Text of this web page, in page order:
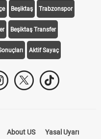
Beşiktaş Trabzonspor
Beşiktaş Transfer
Aktif Sayaç
About US Yasal Uyarı